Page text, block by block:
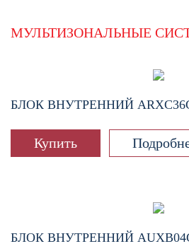
МУЛЬТИЗОНАЛЬНЫЕ
БЛОК ВНУТРЕННИЙ
Купить
БЛОК ВНУТРЕННИЙ